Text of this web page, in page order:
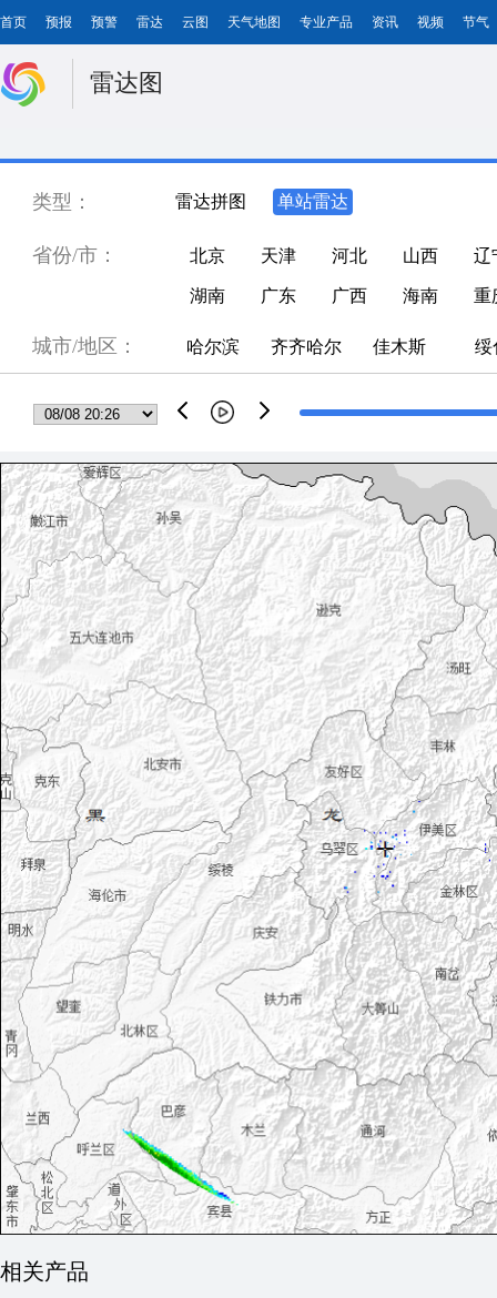
首页 预报 预警 雷达 云图 天气地图 专业产品 资讯 视频 节气
雷达图
类型： 雷达拼图 单站雷达
省份/市： 北京 天津 河北 山西 辽
湖南 广东 广西 海南 重
城市/地区： 哈尔滨 齐齐哈尔 佳木斯 绥
相关产品